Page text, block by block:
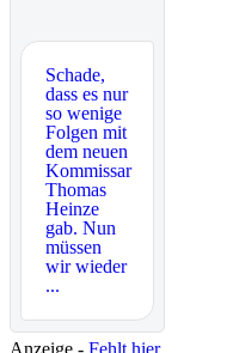
Schade,
dass es nur
so wenige
Folgen mit
dem neuen
Kommissar
Thomas
Heinze
gab. Nun
müssen
wir wieder
...